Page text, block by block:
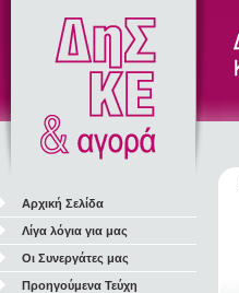
Αρχική Σελίδα
Λίγα λόγια για μας
Οι Συνεργάτες μας
Προηγούμενα Τεύχη